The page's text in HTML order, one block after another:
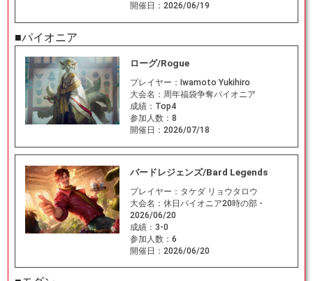
開催日： 2026/06/19
■パイオニア
ローグ/Rogue
プレイヤー： Iwamoto Yukihiro
大会名： 周年福袋争奪パイオニア
成績： Top4
参加人数： 8
開催日： 2026/07/18
バードレジェンズ/Bard Legends
プレイヤー： タケダ リョウタロウ
大会名： 休日パイオニア20時の部 -
2026/06/20
成績： 3-0
参加人数： 6
開催日： 2026/06/20